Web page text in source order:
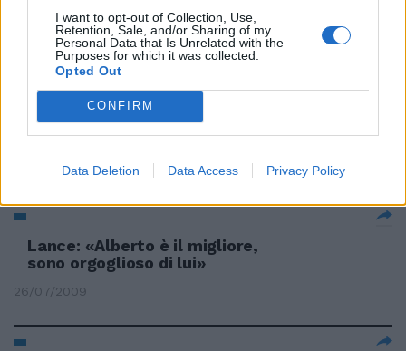
I want to opt-out of Collection, Use,
Retention, Sale, and/or Sharing of my
Personal Data that Is Unrelated with the
Purposes for which it was collected.
Opted Out
CONFIRM
Data Deletion Data Access Privacy Policy
Un errore privarsi di Alberto
04/08/2009
Intanto Alberto è tornato a
calciare
03/08/2009
Lance: «Alberto è il migliore,
sono orgoglioso di lui»
26/07/2009